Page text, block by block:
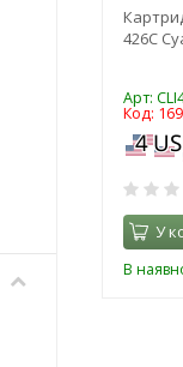
426C
Арт:
Код:
У
В